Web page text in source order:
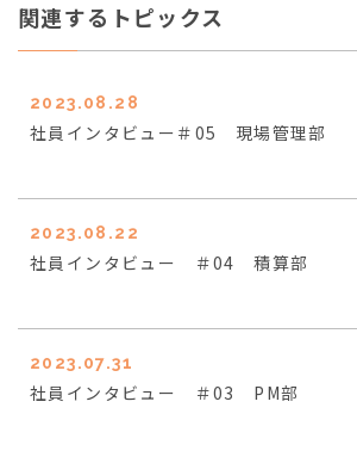
関連するトピックス
2023.08.28
社員インタビュー＃05 現場管理部
2023.08.22
社員インタビュー ＃04 積算部
2023.07.31
社員インタビュー ＃03 PM部